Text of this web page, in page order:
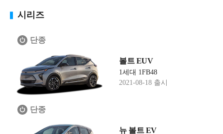
시리즈
단종
볼트 EUV
1세대 1FB48
2021-08-18 출시
단종
뉴 볼트 EV